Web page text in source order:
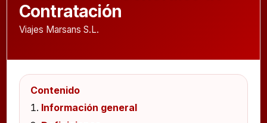
Contratación
Viajes Marsans S.L.
Contenido
Información general